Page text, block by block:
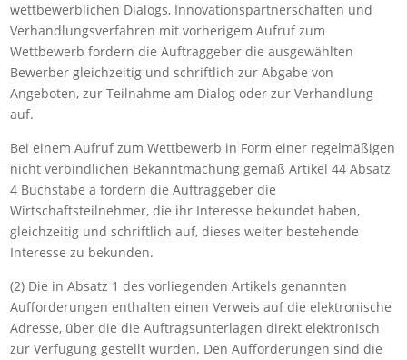
wettbewerblichen Dialogs, Innovationspartnerschaften und
Verhandlungsverfahren mit vorherigem Aufruf zum
Wettbewerb fordern die Auftraggeber die ausgewählten
Bewerber gleichzeitig und schriftlich zur Abgabe von
Angeboten, zur Teilnahme am Dialog oder zur Verhandlung
auf.
Bei einem Aufruf zum Wettbewerb in Form einer regelmäßigen
nicht verbindlichen Bekanntmachung gemäß Artikel 44 Absatz
4 Buchstabe a fordern die Auftraggeber die
Wirtschaftsteilnehmer, die ihr Interesse bekundet haben,
gleichzeitig und schriftlich auf, dieses weiter bestehende
Interesse zu bekunden.
(2) Die in Absatz 1 des vorliegenden Artikels genannten
Aufforderungen enthalten einen Verweis auf die elektronische
Adresse, über die die Auftragsunterlagen direkt elektronisch
zur Verfügung gestellt wurden. Den Aufforderungen sind die